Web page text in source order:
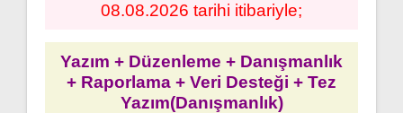
08.08.2026 tarihi itibariyle;
Yazım + Düzenleme + Danışmanlık
+ Raporlama + Veri Desteği + Tez
Yazım(Danışmanlık)